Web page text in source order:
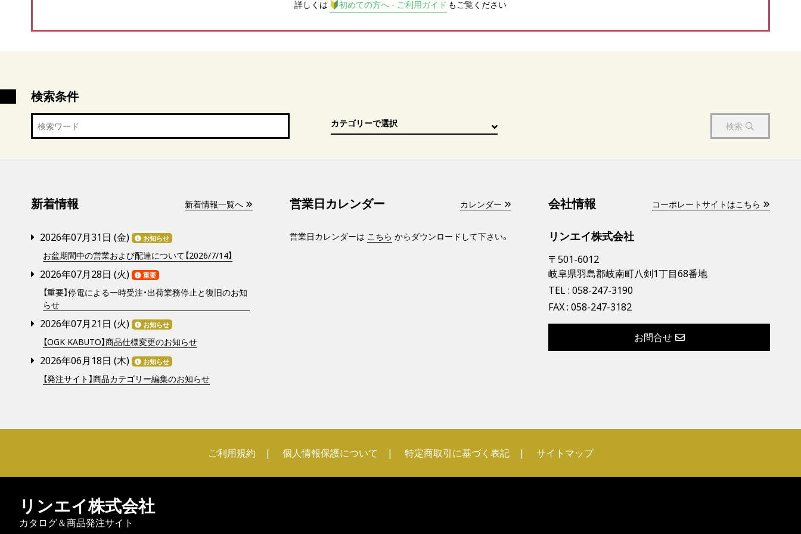
詳しくは 初めての方へ - ご利用ガイド もご覧ください
検索条件
検索
新着情報 新着情報一覧へ
2026年07月31日 (金) お知らせ
お盆期間中の営業および配達について【2026/7/14】
2026年07月28日 (火) 重要
【重要】停電による一時受注・出荷業務停止と復旧のお知
らせ
2026年07月21日 (火) お知らせ
【OGK KABUTO】商品仕様変更のお知らせ
2026年06月18日 (木) お知らせ
【発注サイト】商品カテゴリー編集のお知らせ
営業日カレンダー カレンダー
営業日カレンダーは こちら からダウンロードして下さい。
会社情報 コーポレートサイトはこちら
リンエイ株式会社
〒501-6012
岐阜県羽島郡岐南町八剣1丁目68番地
TEL : 058-247-3190
FAX : 058-247-3182
お問合せ
ご利用規約 個人情報保護について 特定商取引に基づく表記 サイトマップ
リンエイ株式会社
カタログ＆商品発注サイト